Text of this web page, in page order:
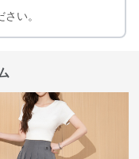
い。